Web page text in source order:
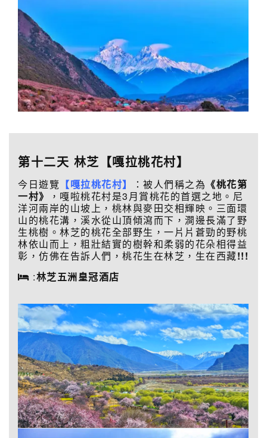
第十二天 林芝【嘎拉桃花村】
今日遊覽 【嘎拉桃花村】 ：被人們稱之為 《桃花第
一村》
，嘎啦桃花村是3月賞桃花的首選之地。尼
洋河兩岸的山坡上，桃林與麥田交相輝映。三面環
山的桃花溝，溪水從山頂傾瀉而下，澗邊長滿了野
生桃樹。林芝的桃花全部野生，一片片蒼勁的野桃
林依山而上，粗壯結實的樹幹和柔弱的花朵相得益
彰，仿佛在告訴人們，桃花生在林芝，生在西藏!!!
:林芝五洲皇冠酒店